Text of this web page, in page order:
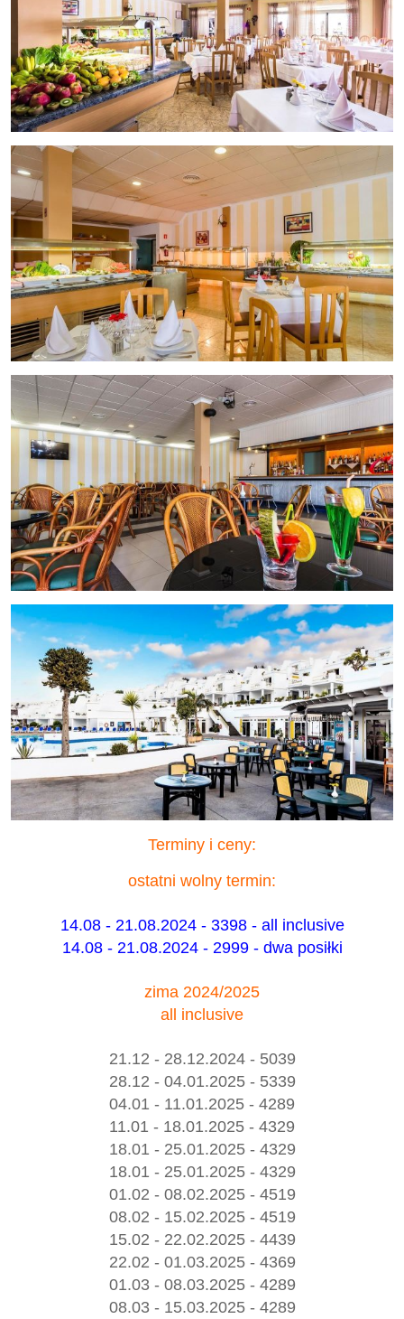
Terminy i ceny:
ostatni wolny termin:
14.08 - 21.08.2024 - 3398 - all inclusive
14.08 - 21.08.2024 - 2999 - dwa posiłki
zima 2024/2025
all inclusive
21.12 - 28.12.2024 - 5039
28.12 - 04.01.2025 - 5339
04.01 - 11.01.2025 - 4289
11.01 - 18.01.2025 - 4329
18.01 - 25.01.2025 - 4329
18.01 - 25.01.2025 - 4329
01.02 - 08.02.2025 - 4519
08.02 - 15.02.2025 - 4519
15.02 - 22.02.2025 - 4439
22.02 - 01.03.2025 - 4369
01.03 - 08.03.2025 - 4289
08.03 - 15.03.2025 - 4289